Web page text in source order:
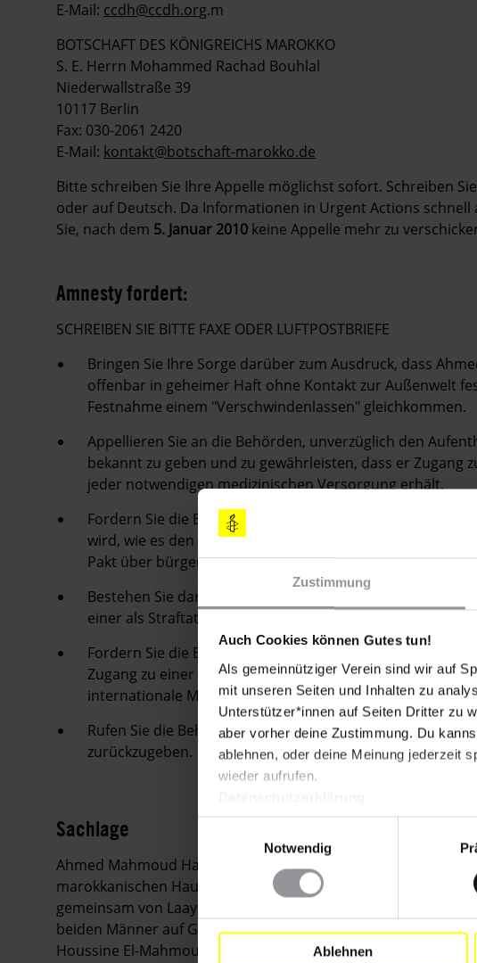
Zustimmung
Auch Cookies können Gutes tun!
Als gemeinnütziger Verein sind wir auf
mit unseren Seiten und Inhalten zu
Unterstützer*innen auf Seiten Dritter zu
aber vorher deine Zustimmung. Du
ablehnen, oder deine Meinung jederzeit
wieder aufrufen.
Notwendig
Ablehnen
E-Mail: ccdh@ccdh.org.m
BOTSCHAFT DES KÖNIGREICHS MAROKKO
S. E. Herrn Mohammed Rachad Bouhlal
Niederwallstraße 39
10117 Berlin
Fax: 030-2061 2420
E-Mail: kontakt@botschaft-marokko.de
Bitte schreiben Sie Ihre Appelle möglichst sofort. Schreiben
oder auf Deutsch. Da Informationen in Urgent Actions
Sie, nach dem 5. Januar 2010 keine Appelle mehr zu
Amnesty fordert:
SCHREIBEN SIE BITTE FAXE ODER LUFTPOSTBRIEFE
Bringen Sie Ihre Sorge darüber zum Ausdruck, dass
offenbar in geheimer Haft ohne Kontakt zur Außenwelt
Festnahme einem "Verschwindenlassen" gleichkommen.
Appellieren Sie an die Behörden, unverzüglich den
bekannt zu geben und zu gewährleisten, dass er
jeder notwendigen medizinischen Versorgung erhält.
Fordern Sie die Behörden auf, sicherzustellen, dass er
wird, wie es den Selbstverpflichtungen der
Pakt über bürgerliche und politische Rechte sowie dem
Bestehen Sie darauf, dass die Behörden Ahmed
einer als Straftat erkennbaren Handlung anklagen.
Fordern Sie die Behörden auf, ihn im Falle einer Anklage
Zugang zu einer anwaltlichen Vertretung seiner Wahl zu
internationale Menschenrechtsabkommen verlangen.
Rufen Sie die Behörden auf, El-Houssine El-Mahmoudi
zurückzugeben.
Sachlage
Ahmed Mahmoud Haddi und sein Freund El-Houssine El-
marokkanischen Hauptstadt Rabat auf offener Straße
gemeinsam von Laayoune in der Westsahara nach
beiden Männer auf Geschäftsreise. Mehrere Männer in Zivil
Houssine El-Mahmoudi in zwei Fahrzeuge und brachten sie